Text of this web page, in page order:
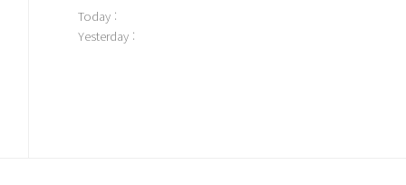
Today :
Yesterday :